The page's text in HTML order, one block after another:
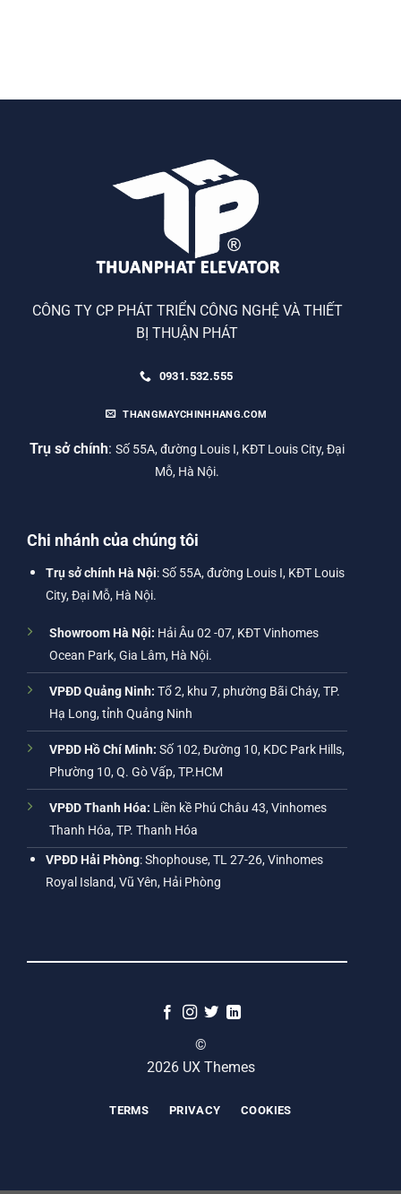
CÔNG TY CP PHÁT TRIỂN CÔNG NGHỆ VÀ THIẾT
BỊ THUẬN PHÁT
0931.532.555
THANGMAYCHINHHANG.COM
Trụ sở chính: Số 55A, đường Louis I, KĐT Louis City, Đại
Mỗ, Hà Nội.
Chi nhánh của chúng tôi
Trụ sở chính Hà Nội: Số 55A, đường Louis I, KĐT Louis
City, Đại Mỗ, Hà Nội.
Showroom Hà Nội: Hải Âu 02 -07, KĐT Vinhomes
Ocean Park, Gia Lâm, Hà Nội.
VPĐD Quảng Ninh: Tổ 2, khu 7, phường Bãi Cháy, TP.
Hạ Long, tỉnh Quảng Ninh
VPĐD Hồ Chí Minh: Số 102, Đường 10, KDC Park Hills,
Phường 10, Q. Gò Vấp, TP.HCM
VPĐD Thanh Hóa: Liền kề Phú Châu 43, Vinhomes
Thanh Hóa, TP. Thanh Hóa
VPĐD Hải Phòng: Shophouse, TL 27-26, Vinhomes
Royal Island, Vũ Yên, Hải Phòng
©
2026 UX Themes
TERMS PRIVACY COOKIES